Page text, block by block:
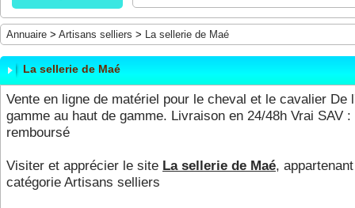
Annuaire > Artisans selliers > La sellerie de Maé
La sellerie de Maé
Vente en ligne de matériel pour le cheval et le cavalier De
gamme au haut de gamme. Livraison en 24/48h Vrai SAV
remboursé
Visiter et apprécier le site La sellerie de Maé,
catégorie Artisans selliers